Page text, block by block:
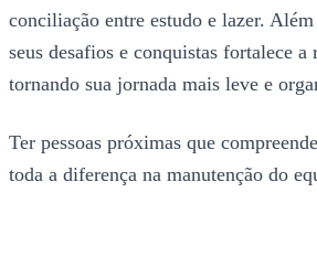
conciliação entre estudo e lazer.
seus desafios e conquistas fortalece a
tornando sua jornada mais leve e
Ter pessoas próximas que
toda a diferença na manutenção do